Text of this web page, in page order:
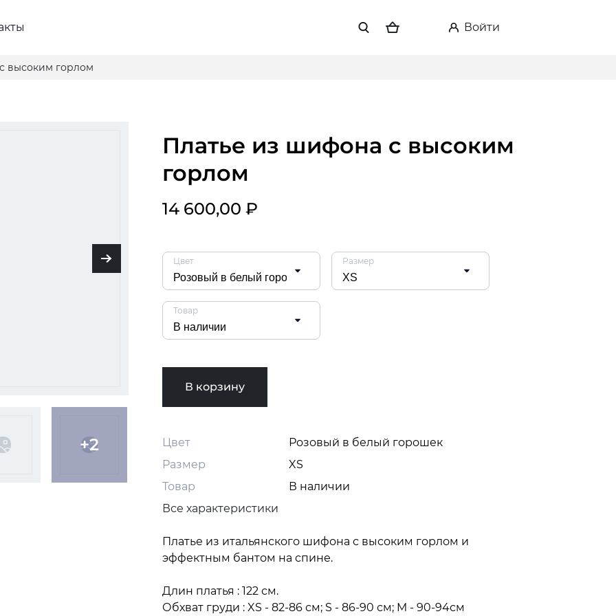
войти
высоким горлом
+2
Платье из шифона с высоким
горлом
14 600,00 ₽
Цвет Размер
Товар
В корзину
Цвет
Розовый в белый горошек
Размер
XS
Товар
В наличии
Все характеристики
Платье из итальянского шифона с высоким горлом и
эффектным бантом на спине.
Длин платья : 122 см.
Обхват груди : XS - 82-86 см; S - 86-90 см; M - 90-94см